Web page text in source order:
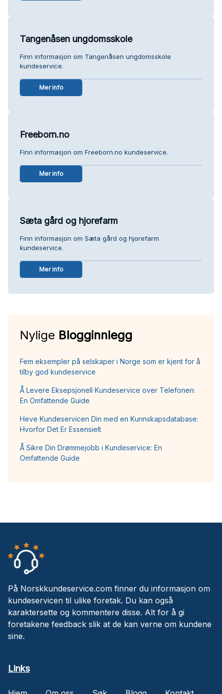
Tangenåsen ungdomsskole
Finn informasjon om Tangenåsen ungdomsskole
kundeservice.
Mer info
Freeborn.no
Finn informasjon om Freeborn.no kundeservice.
Mer info
Sæta gård og hjorefarm
Finn informasjon om Sæta gård og hjorefarm
kundeservice.
Mer info
Nylige Blogginnlegg
Fem eksempler på selskaper i Norge som er kjent for å
tilby god kundeservice
Å Levere Eksepsjonell Kundeservice over Telefonen:
En Omfattende Guide
Heve Kundeservicen Din med en Kunnskapsdatabase:
Hvorfor Det Er Essensielt
Å Sikre Din Drømmejobb i Kundeservice: En
Omfattende Guide
På Norskkundeservice.com finner du informasjon om
kundeservicen til ulike foretak. Du kan også
karaktersette og kommentere disse. Alt for å gi
foretakene feedback slik at de kan verne om kundene
sine.
Links